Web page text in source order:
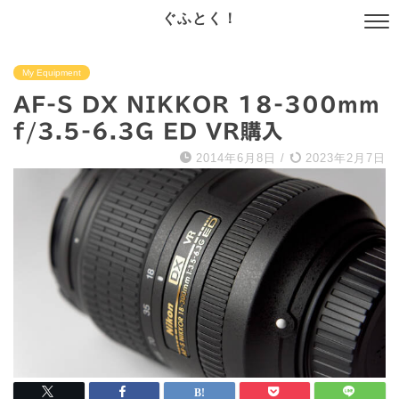
ぐふとく！
My Equipment
AF-S DX NIKKOR 18-300mm
f/3.5-6.3G ED VR購入
2014年6月8日 / 2023年2月7日